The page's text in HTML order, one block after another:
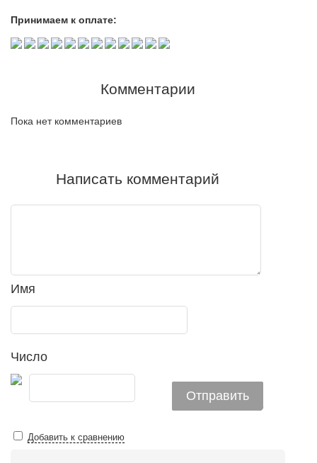
Принимаем к оплате:
Комментарии
Пока нет комментариев
Написать комментарий
Имя
Число
Добавить к сравнению